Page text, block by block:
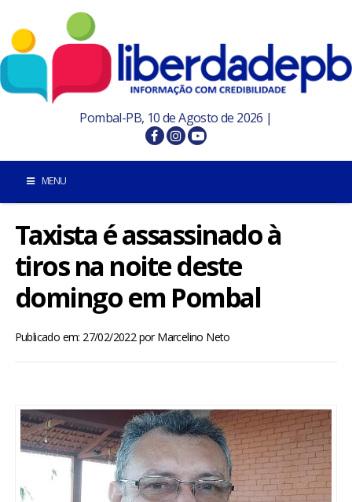
Pombal-PB, 10 de Agosto de 2026 |
MENU
INÍCIO
POMBAL E REGIÃO
BRASIL
ESPORTES
ENTRETENIMENTO
Taxista é assassinado à
tiros na noite deste
domingo em Pombal
Publicado em: 27/02/2022porMarcelino Neto